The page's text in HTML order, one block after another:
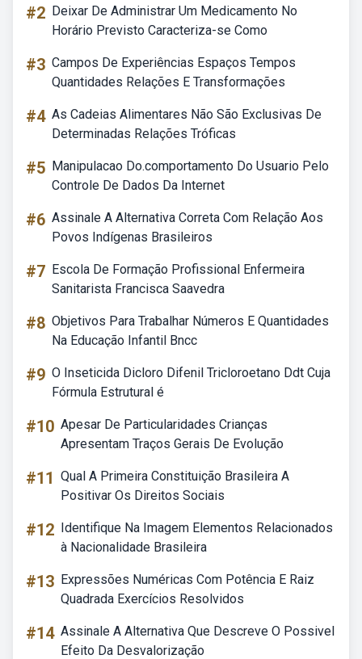
#2 Deixar De Administrar Um Medicamento No
Horário Previsto Caracteriza-se Como
#3 Campos De Experiências Espaços Tempos
Quantidades Relações E Transformações
#4 As Cadeias Alimentares Não São Exclusivas De
Determinadas Relações Tróficas
#5 Manipulacao Do.comportamento Do Usuario Pelo
Controle De Dados Da Internet
#6 Assinale A Alternativa Correta Com Relação Aos
Povos Indígenas Brasileiros
#7 Escola De Formação Profissional Enfermeira
Sanitarista Francisca Saavedra
#8 Objetivos Para Trabalhar Números E Quantidades
Na Educação Infantil Bncc
#9 O Inseticida Dicloro Difenil Tricloroetano Ddt Cuja
Fórmula Estrutural é
#10 Apesar De Particularidades Crianças
Apresentam Traços Gerais De Evolução
#11 Qual A Primeira Constituição Brasileira A
Positivar Os Direitos Sociais
#12 Identifique Na Imagem Elementos Relacionados
à Nacionalidade Brasileira
#13 Expressões Numéricas Com Potência E Raiz
Quadrada Exercícios Resolvidos
#14 Assinale A Alternativa Que Descreve O Possivel
Efeito Da Desvalorização